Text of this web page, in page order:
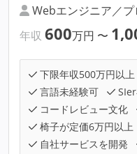
Webエンジニア／
年収 600万円 〜
下限年収500万円以上
言語未経験可
コードレビュー文化
椅子が定価6万円以上
自社サービスを開発